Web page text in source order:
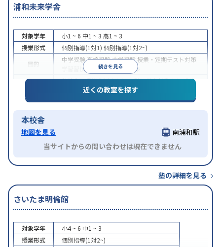
浦和未来学舎
続きを見る
対象学年 小1 ~ 6 中1 ~ 3 高1 ~ 3
授業形式
個別指導(1対1) 個別指導(1対2~)
目的
中学受験高校受験大学受験 授業・定期テスト対策
学習習慣の定着推薦入試対策
特待生・奨学金制度あり入塾に学力基準あり成績
保証制度あり 授業の振替可能
近くの教室を探す
本校舎
地図を見る
南浦和駅
当サイトからの問い合わせは現在できません
塾の詳細を見る
さいたま明倫館
対象学年 小4 ~ 6 中1 ~ 3
授業形式
個別指導(1対2~)